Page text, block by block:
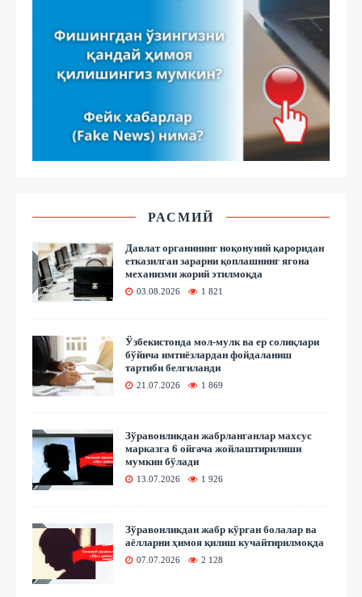
РАСМИЙ
Давлат органининг ноқонуний қароридан
етказилган зарарни қоплашнинг ягона
механизми жорий этилмоқда
03.08.2026 1 821
Ўзбекистонда мол-мулк ва ер солиқлари
бўйича имтиёзлардан фойдаланиш
тартиби белгиланди
21.07.2026 1 869
Зўравонликдан жабрланганлар махсус
марказга 6 ойгача жойлаштирилиши
мумкин бўлади
13.07.2026 1 926
Зўравонликдан жабр кўрган болалар ва
аёлларни ҳимоя қилиш кучайтирилмоқда
07.07.2026 2 128